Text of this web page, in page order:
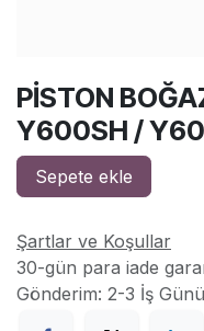
PİSTON
Y600SH /
Sepete ekle
Şartlar ve Koşullar
30-gün para iade
Gönderim: 2-3 İş Günü